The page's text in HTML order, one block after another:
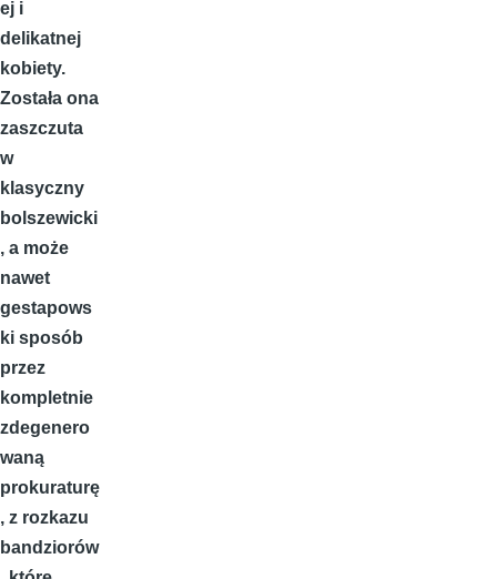
ej i
delikatnej
kobiety.
Została ona
zaszczuta
w
klasyczny
bolszewicki
, a może
nawet
gestapows
ki sposób
przez
kompletnie
zdegenero
waną
prokuraturę
, z rozkazu
bandziorów